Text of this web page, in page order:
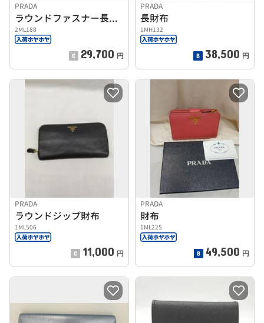
PRADA
ラウンドファスナー長財布
2ML188
29,700 円
PRADA
長財布
1MH132
38,500 円
PRADA
ラウンドジップ財布
1ML506
11,000 円
PRADA
財布
1ML225
49,500 円